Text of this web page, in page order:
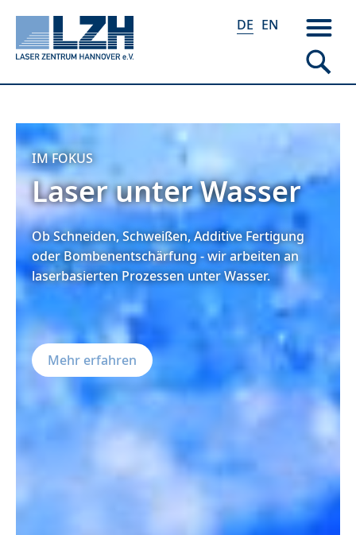
zum
Inhalt
DE EN
IM FOKUS
Laser unter Wasser
Ob Schneiden, Schweißen, Additive Fertigung
oder Bombenentschärfung - wir arbeiten an
laserbasierten Prozessen unter Wasser.
Mehr erfahren